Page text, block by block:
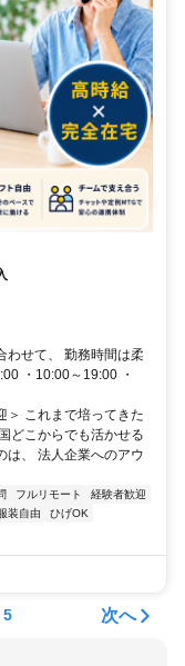
わせて、 勤務時間は柔
・10:00～19:00 ・
＞ これまで培ってきた
どこからでも活かせる
は、 法人企業へのアウ
フルリモート
経験者歓迎
装自由
ひげOK
5 次へ